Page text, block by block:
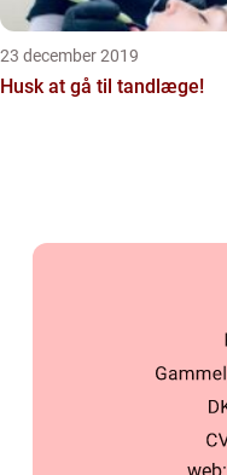
23 december 2019
Husk at gå til tandlæge!